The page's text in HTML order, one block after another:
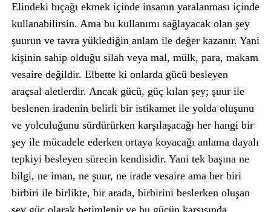
Elindeki bıçağı ekmek içinde insanın yaralanması içinde
kullanabilirsin. Ama bu kullanımı sağlayacak olan şey
şuurun ve tavra yüklediğin anlam ile değer kazanır. Yani
kişinin sahip olduğu silah veya mal, mülk, para, makam
vesaire değildir. Elbette ki onlarda gücü besleyen
araçsal aletlerdir. Ancak gücü, güç kılan şey; şuur ile
beslenen iradenin belirli bir istikamet ile yolda oluşunu
ve yolculuğunu sürdürürken karşılaşacağı her hangi bir
şey ile mücadele ederken ortaya koyacağı anlama dayalı
tepkiyi besleyen sürecin kendisidir. Yani tek başına ne
bilgi, ne iman, ne şuur, ne irade vesaire ama her biri
birbiri ile birlikte, bir arada, birbirini beslerken oluşan
şey güç olarak betimlenir ve bu gücün karşısında